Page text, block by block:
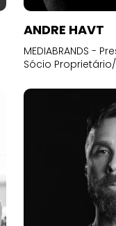
ANDRE HAVT
MEDIABRANDS -
Sócio